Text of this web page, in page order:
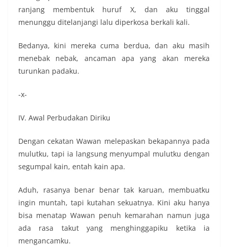
ranjang membentuk huruf X, dan aku tinggal
menunggu ditelanjangi lalu diperkosa berkali kali.
Bedanya, kini mereka cuma berdua, dan aku masih
menebak nebak, ancaman apa yang akan mereka
turunkan padaku.
-x-
IV. Awal Perbudakan Diriku
Dengan cekatan Wawan melepaskan bekapannya pada
mulutku, tapi ia langsung menyumpal mulutku dengan
segumpal kain, entah kain apa.
Aduh, rasanya benar benar tak karuan, membuatku
ingin muntah, tapi kutahan sekuatnya. Kini aku hanya
bisa menatap Wawan penuh kemarahan namun juga
ada rasa takut yang menghinggapiku ketika ia
mengancamku.